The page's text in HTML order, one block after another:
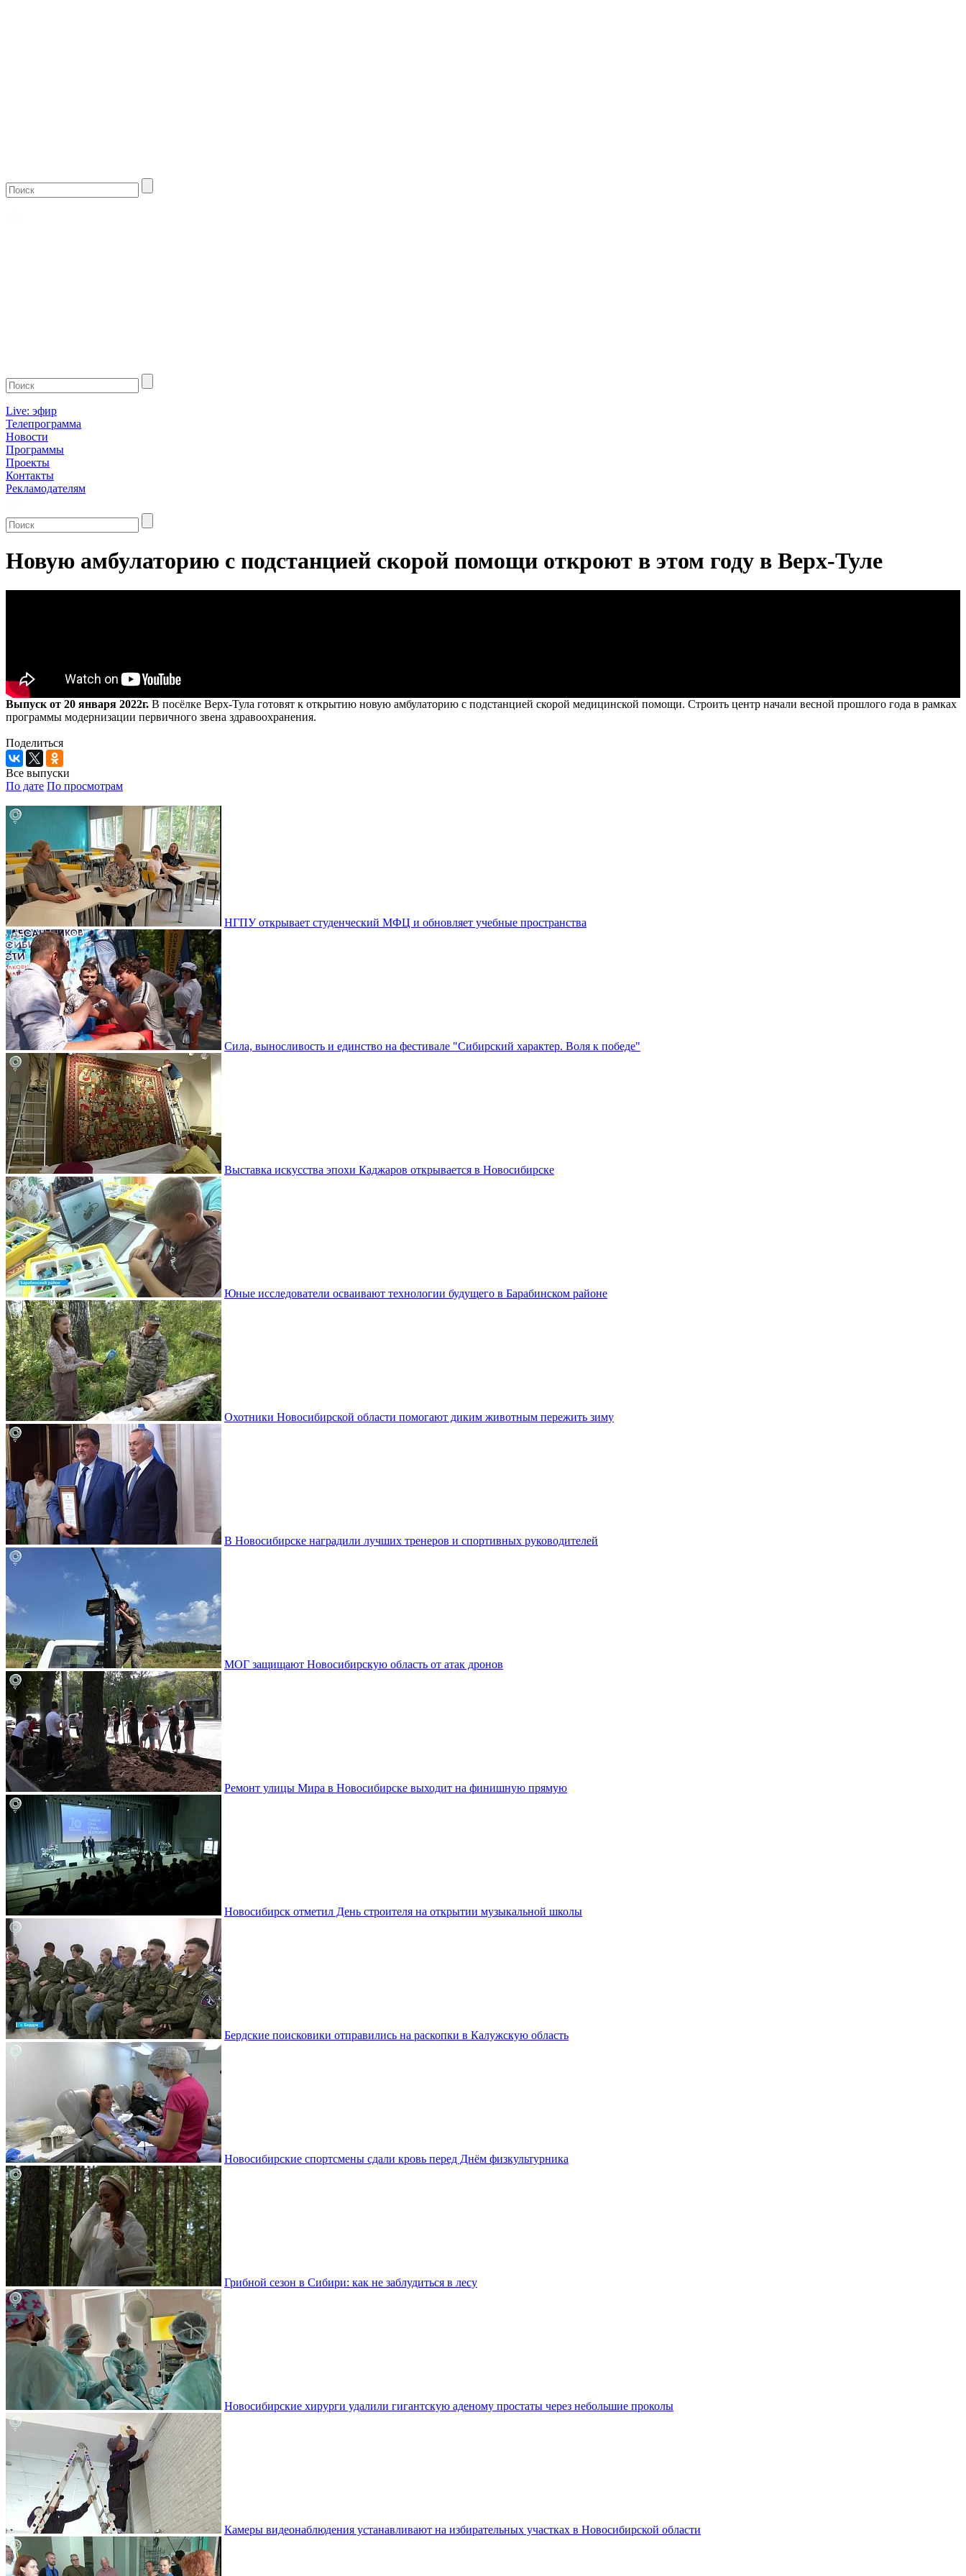
Live: эфир
Телепрограмма
Новости
Программы
Проекты
Контакты
Рекламодателям
Новую амбулаторию с подстанцией скорой помощи откроют в этом году в Верх-Туле
Выпуск от 20 января 2022г. В посёлке Верх-Тула готовят к открытию новую амбулаторию с подстанцией скорой медицинской помощи. Строить центр начали весной прошлого года в рамках
программы модернизации первичного звена здравоохранения.
Поделиться
Все выпуски
По дате По просмотрам
НГПУ открывает студенческий МФЦ и обновляет учебные пространства
Сила, выносливость и единство на фестивале "Сибирский характер. Воля к победе"
Выставка искусства эпохи Каджаров открывается в Новосибирске
Юные исследователи осваивают технологии будущего в Барабинском районе
Охотники Новосибирской области помогают диким животным пережить зиму
В Новосибирске наградили лучших тренеров и спортивных руководителей
МОГ защищают Новосибирскую область от атак дронов
Ремонт улицы Мира в Новосибирске выходит на финишную прямую
Новосибирск отметил День строителя на открытии музыкальной школы
Бердские поисковики отправились на раскопки в Калужскую область
Новосибирские спортсмены сдали кровь перед Днём физкультурника
Грибной сезон в Сибири: как не заблудиться в лесу
Новосибирские хирурги удалили гигантскую аденому простаты через небольшие проколы
Камеры видеонаблюдения устанавливают на избирательных участках в Новосибирской области